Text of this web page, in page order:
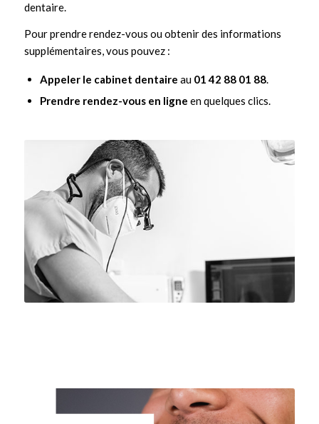
dentaire.
Pour prendre rendez-vous ou obtenir des informations
supplémentaires, vous pouvez :
Appeler le cabinet dentaire au 01 42 88 01 88.
Prendre rendez-vous en ligne en quelques clics.